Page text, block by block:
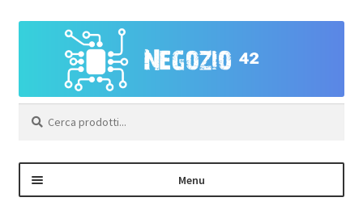
navigazione
contenuto
Menu